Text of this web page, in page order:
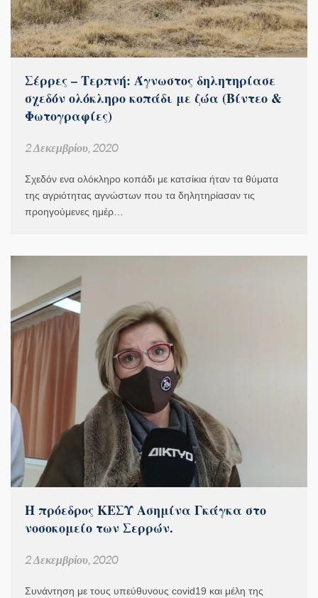
Σέρρες – Τερπνή: Άγνωστος δηλητηρίασε
σχεδόν ολόκληρο κοπάδι με ζώα (Βίντεο &
Φωτογραφίες)
2 Δεκεμβρίου, 2020
Σχεδόν ενα ολόκληρο κοπάδι με κατσίκια ήταν τα θύματα
της αγριότητας αγνώστων που τα δηλητηρίασαν τις
προηγούμενες ημέρ…
Η πρόεδρος ΚΕΣΥ Ασημίνα Γκάγκα στο
νοσοκομείο των Σερρών.
2 Δεκεμβρίου, 2020
Συνάντηση με τους υπεύθυνους covid19 και μέλη της